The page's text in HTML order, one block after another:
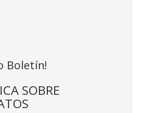
Boletín!
SOBRE